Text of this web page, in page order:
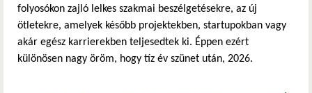
folyosókon zajló lelkes szakmai beszélgetésekre, az új
ötletekre, amelyek később projektekben, startupokban vagy
akár egész karrierekben teljesedtek ki. Éppen ezért
különösen nagy öröm, hogy tíz év szünet után, 2026.